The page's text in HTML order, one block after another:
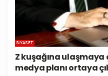
SIYASET
Z kuşağına ulaşmaya
medya planı ortaya